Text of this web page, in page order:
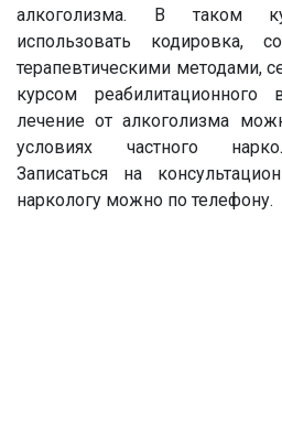
алкоголизма. В таком
использовать кодировка,
терапевтическими методами,
курсом реабилитационного
лечение от алкоголизма
условиях частного
Записаться на
наркологу можно по телефону.